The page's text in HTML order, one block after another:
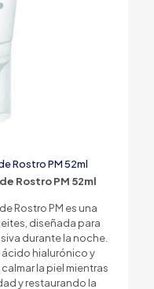
Rostro PM 52ml
Rostro PM 52ml
Rostro PM es una
diseñada para
durante la noche.
hialurónico y
la piel mientras
y restaurando la